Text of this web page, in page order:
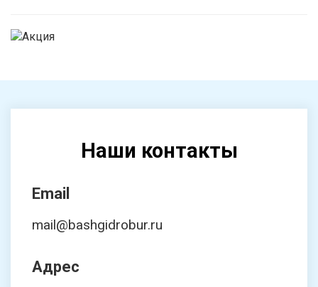
Наши контакты
Email
mail@bashgidrobur.ru
Адрес